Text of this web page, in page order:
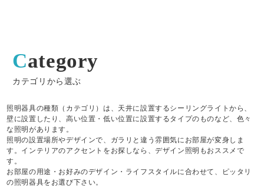
Category
カテゴリから選ぶ
照明器具の種類（カテゴリ）は、天井に設置するシーリングライトから、
壁に設置したり、高い位置・低い位置に設置するタイプのものなど、色々
な照明があります。
照明の設置場所やデザインで、ガラリと違う雰囲気にお部屋が変身しま
す。インテリアのアクセントをお探しなら、デザイン照明もおススメで
す。
お部屋の用途・お好みのデザイン・ライフスタイルに合わせて、ピッタリ
の照明器具をお選び下さい。